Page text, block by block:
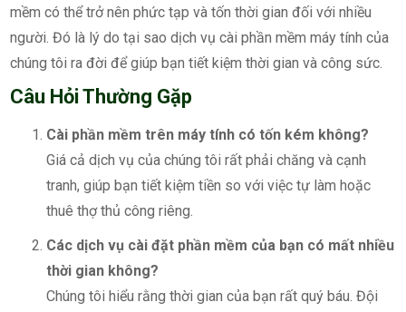
mềm có thể trở nên phức tạp và tốn thời gian đối với nhiều
người. Đó là lý do tại sao dịch vụ cài phần mềm máy tính của
chúng tôi ra đời để giúp bạn tiết kiệm thời gian và công sức.
Câu Hỏi Thường Gặp
Cài phần mềm trên máy tính có tốn kém không?
Giá cả dịch vụ của chúng tôi rất phải chăng và cạnh
tranh, giúp bạn tiết kiệm tiền so với việc tự làm hoặc
thuê thợ thủ công riêng.
Các dịch vụ cài đặt phần mềm của bạn có mất nhiều
thời gian không?
Chúng tôi hiểu rằng thời gian của bạn rất quý báu. Đội